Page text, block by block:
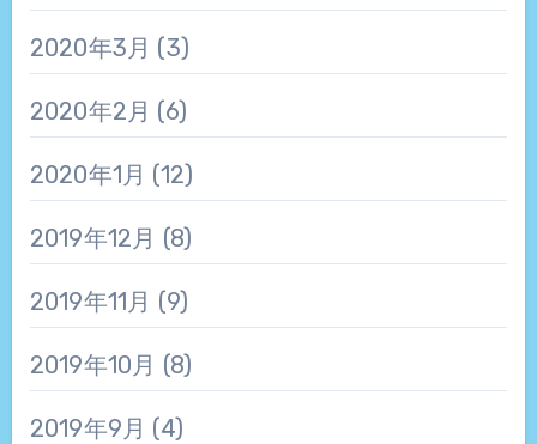
2020年3月 (3)
2020年2月 (6)
2020年1月 (12)
2019年12月 (8)
2019年11月 (9)
2019年10月 (8)
2019年9月 (4)